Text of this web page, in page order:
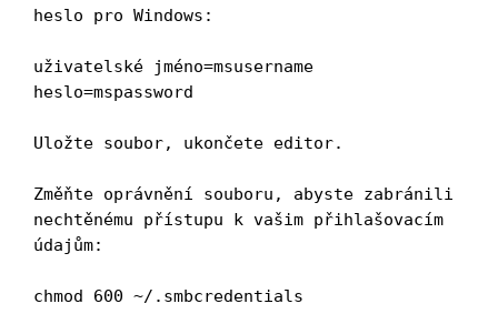
heslo pro Windows:
uživatelské jméno=msusername
heslo=mspassword
Uložte soubor, ukončete editor.
Změňte oprávnění souboru, abyste zabránili
nechtěnému přístupu k vašim přihlašovacím
údajům:
chmod 600 ~/.smbcredentials